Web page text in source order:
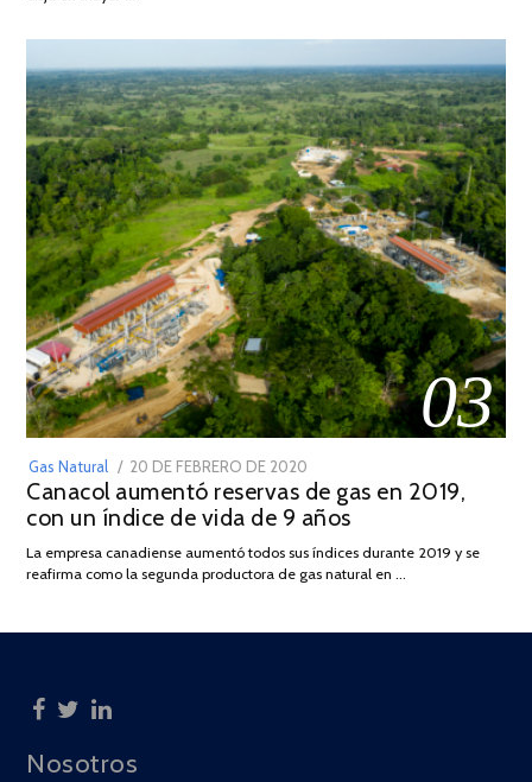
03
Gas Natural
POSTED
ON
20 DE FEBRERO DE 2020
DE
JULIO
2025
Canacol aumentó reservas de gas en 2019,
con un índice de vida de 9 años
La empresa canadiense aumentó todos sus índices durante 2019 y se
reafirma como la segunda productora de gas natural en …
Nosotros